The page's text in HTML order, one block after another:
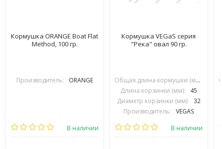
Кормушка ORANGE Boat Flat
Method, 100 гр.
Производитель: ORANGE
В наличии
Кормушка VEGaS серия
"Река" овал 90 гр.
Общая длина кормушки (мм):
Длина корзинки (мм):
45
Диаметр корзинки (мм):
32
Производитель:
VEGAS
В наличии